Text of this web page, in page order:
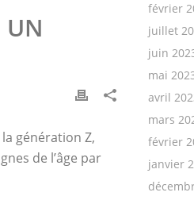
UN
génération Z,
de l’âge par
février
juillet
juin
mai
avril
mars
février
janvier